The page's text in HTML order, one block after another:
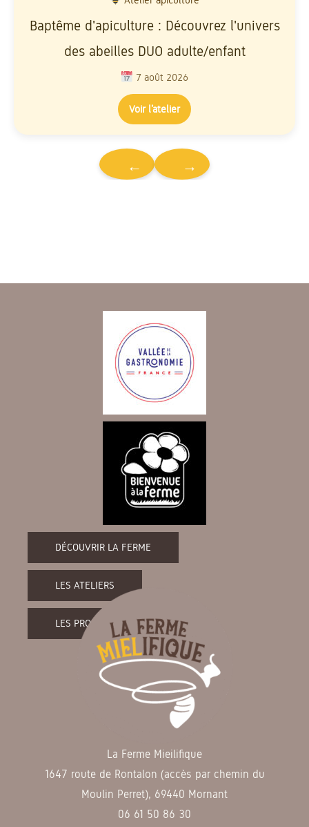
Baptême d'apiculture : Découvrez l'univers
des abeilles DUO adulte/enfant
7 août 2026
Voir l’atelier
← →
DÉCOUVRIR LA FERME
LES ATELIERS
LES PRODUITS DE LA FERME
La Ferme Mieilifique
1647 route de Rontalon (accès par chemin du
Moulin Perret), 69440 Mornant
06 61 50 86 30